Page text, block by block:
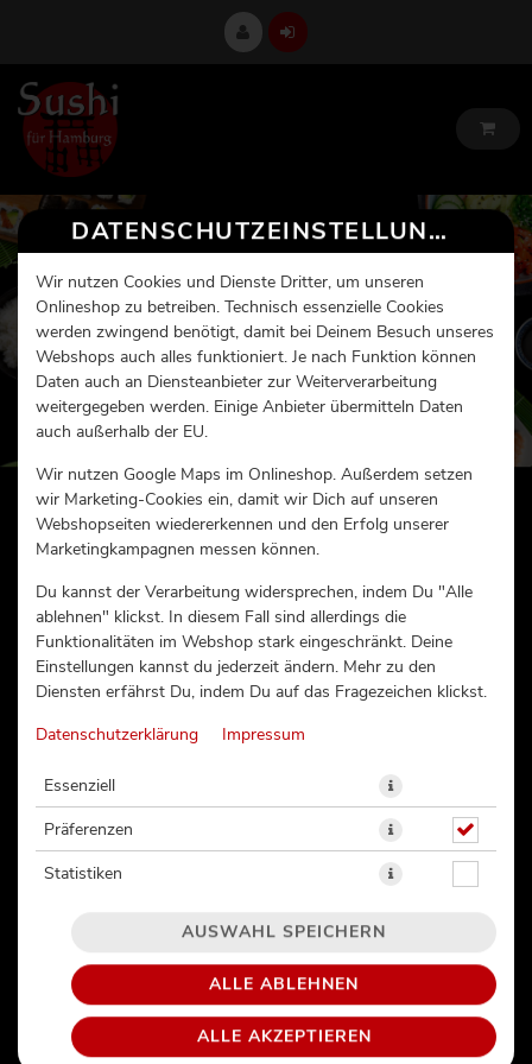
DATENSCHUTZEINSTELLUNGEN
Wir nutzen Cookies und Dienste Dritter, um unseren
Onlineshop zu betreiben. Technisch essenzielle Cookies
werden zwingend benötigt, damit bei Deinem Besuch unseres
Webshops auch alles funktioniert. Je nach Funktion können
Daten auch an Diensteanbieter zur Weiterverarbeitung
weitergegeben werden. Einige Anbieter übermitteln Daten
auch außerhalb der EU.
Wir nutzen Google Maps im Onlineshop. Außerdem setzen
wir Marketing-Cookies ein, damit wir Dich auf unseren
Webshopseiten wiedererkennen und den Erfolg unserer
Marketingkampagnen messen können.
Du kannst der Verarbeitung widersprechen, indem Du "Alle
ablehnen" klickst. In diesem Fall sind allerdings die
Funktionalitäten im Webshop stark eingeschränkt. Deine
Einstellungen kannst du jederzeit ändern. Mehr zu den
Diensten erfährst Du, indem Du auf das Fragezeichen klickst.
Datenschutzerklärung Impressum
Essenziell
Präferenzen
Statistiken
AUSWAHL SPEICHERN
ALLE ABLEHNEN
ALLE AKZEPTIEREN
32 Teile 8 California Lachssalat | 8 California Hot Tuna | 8
California Lachs | 8 California Krebs
39,90 € *